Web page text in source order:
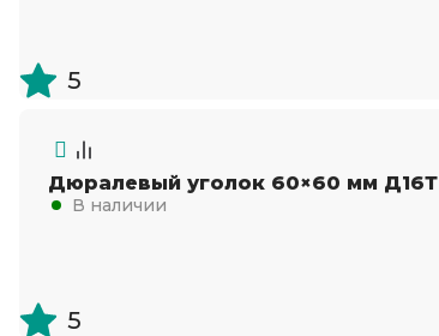
5
Дюралевый уголок 60×60 мм Д16Т
В наличии
5